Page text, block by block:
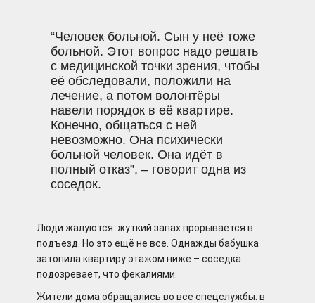
“Человек больной. Сын у неё тоже
больной. Этот вопрос надо решать
с медицинской точки зрения, чтобы
её обследовали, положили на
лечение, а потом волонтёры
навели порядок в её квартире.
Конечно, общаться с ней
невозможно. Она психически
больной человек. Она идёт в
полный отказ”, – говорит одна из
соседок.
Люди жалуются: жуткий запах прорывается в
подъезд. Но это ещё не все. Однажды бабушка
затопила квартиру этажом ниже – соседка
подозревает, что фекалиями.
Жители дома обращались во все спецслужбы: в